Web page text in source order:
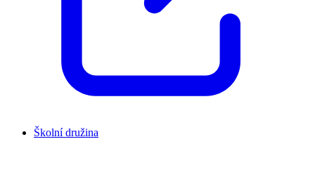
Školní družina